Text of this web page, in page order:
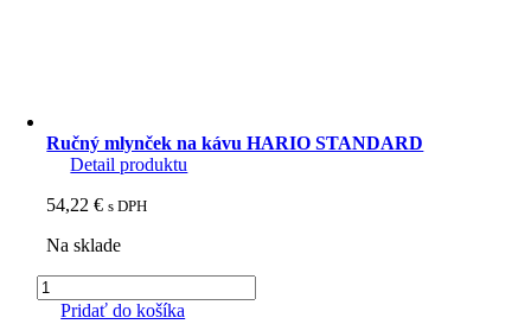
Ručný mlynček na kávu HARIO STANDARD
Detail produktu
54,22€ s DPH
Na sklade
množstvo
RučnýPridať do košíka